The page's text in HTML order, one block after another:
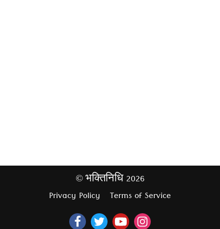
© भक्तिनिधि2026
Privacy Policy
Terms of Service